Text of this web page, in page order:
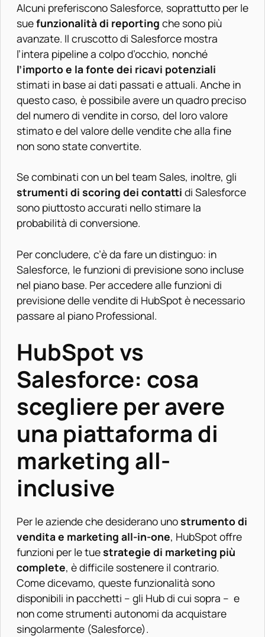
Alcuni preferiscono Salesforce, soprattutto per le
suefunzionalità di reporting che sono più
avanzate. Il cruscotto di Salesforce mostra
l’intera pipeline a colpo d’occhio, nonché
l’importo e la fonte dei ricavi potenziali
stimati in base ai dati passati e attuali. Anche in
questo caso, è possibile avere un quadro preciso
del numero di vendite in corso, del loro valore
stimato e del valore delle vendite che alla fine
non sono state convertite.
Se combinati con un bel team Sales, inoltre, gli
strumenti di scoring dei contatti di Salesforce
sono piuttosto accurati nello stimare la
probabilità di conversione.
Per concludere, c’è da fare un distinguo: in
Salesforce, le funzioni di previsione sono incluse
nel piano base. Per accedere alle funzioni di
previsione delle vendite di HubSpot è necessario
passare al piano Professional.
HubSpot vs
Salesforce: cosa
scegliere per avere
una piattaforma di
marketing all-
inclusive
Per le aziende che desiderano unostrumento di
vendita e marketing all-in-one, HubSpot offre
funzioni per le tuestrategie di marketing più
complete, è difficile sostenere il contrario.
Come dicevamo, queste funzionalità sono
disponibili in pacchetti – gli Hub di cui sopra – e
non come strumenti autonomi da acquistare
singolarmente (Salesforce).